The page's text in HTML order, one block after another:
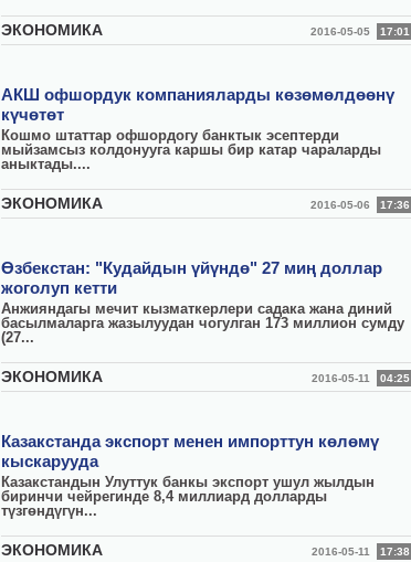
ЭКОНОМИКА 2016-05-05 17:01
АКШ офшордук компанияларды көзөмөлдөөнү
күчөтөт
Кошмо штаттар офшордогу банктык эсептерди
мыйзамсыз колдонууга каршы бир катар чараларды
аныктады....
ЭКОНОМИКА 2016-05-06 17:36
Өзбекстан: "Кудайдын үйүндө" 27 миң доллар
жоголуп кетти
Анжияндагы мечит кызматкерлери садака жана диний
басылмаларга жазылуудан чогулган 173 миллион сумду
(27...
ЭКОНОМИКА 2016-05-11 04:25
Казакстанда экспорт менен импорттун көлөмү
кыскарууда
Казакстандын Улуттук банкы экспорт ушул жылдын
биринчи чейрегинде 8,4 миллиард долларды
түзгөндүгүн...
ЭКОНОМИКА 2016-05-11 17:38